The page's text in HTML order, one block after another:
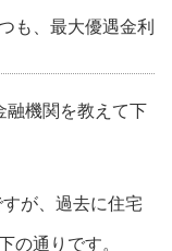
も、最大優遇金利
融機関を教えて下
が、過去に住宅
の通りです。